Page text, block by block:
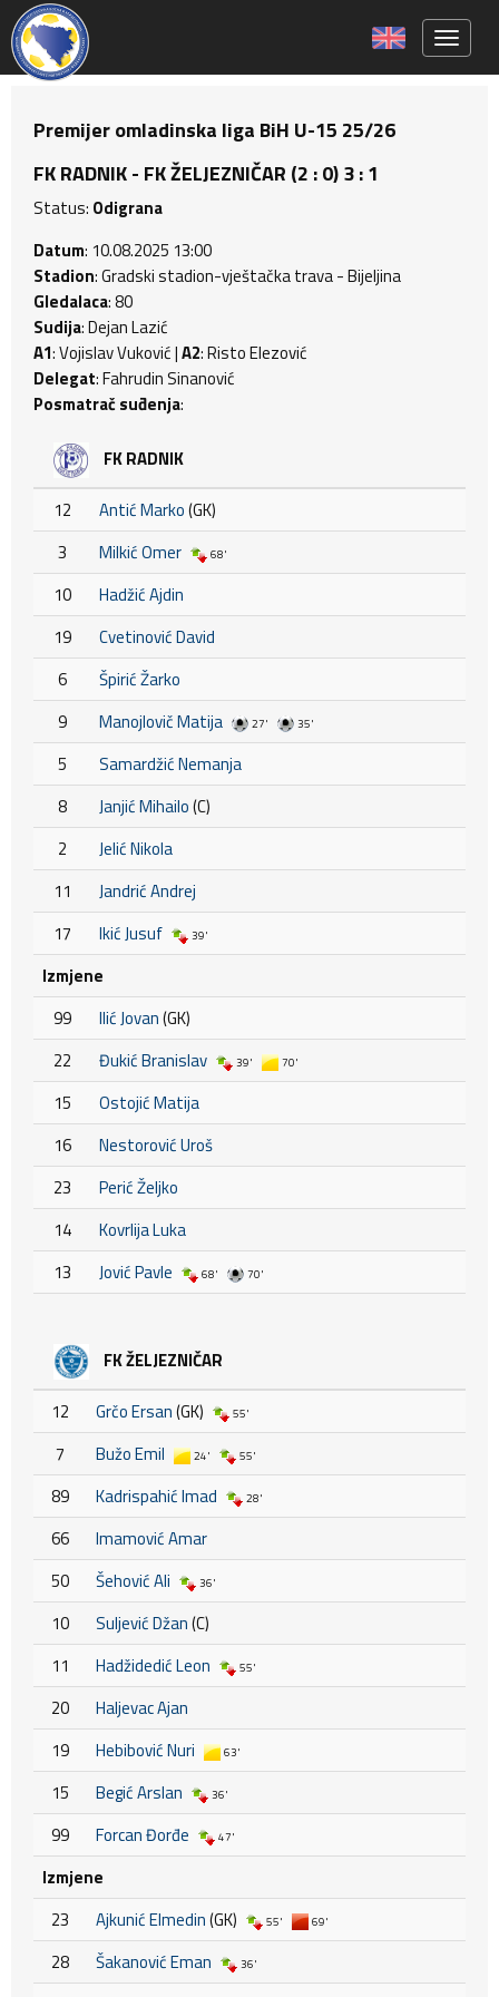
Premijer omladinska liga BiH U-15 25/26
FK RADNIK - FK ŽELJEZNIČAR (2 : 0) 3 : 1
Status: Odigrana
Datum: 10.08.2025 13:00
Stadion: Gradski stadion-vještačka trava - Bijeljina
Gledalaca: 80
Sudija: Dejan Lazić
A1: Vojislav Vuković |A2: Risto Elezović
Delegat: Fahrudin Sinanović
Posmatrač suđenja:
FK RADNIK
12 Antić Marko(GK)
3
Milkić Omer 68'
10
Hadžić Ajdin
19
Cvetinović David
6
Špirić Žarko
9
Manojlovič Matija 27' 35'
5
Samardžić Nemanja
8
Janjić Mihailo(C)
2
Jelić Nikola
11
Jandrić Andrej
17
Ikić Jusuf 39'
Izmjene
99
Ilić Jovan(GK)
22
Đukić Branislav 39' 70'
15
Ostojić Matija
16
Nestorović Uroš
23
Perić Željko
14
Kovrlija Luka
13
Jović Pavle 68' 70'
FK ŽELJEZNIČAR
12 Grčo Ersan(GK) 55'
7 Bužo Emil 24' 55'
89 Kadrispahić Imad 28'
66
Imamović Amar
50
Šehović Ali 36'
10 Suljević Džan(C)
11
Hadžidedić Leon 55'
20
Haljevac Ajan
19
Hebibović Nuri 63'
15 Begić Arslan 36'
99 Forcan Đorđe 47'
Izmjene
23
Ajkunić Elmedin(GK) 55' 69'
28 Šakanović Eman 36'